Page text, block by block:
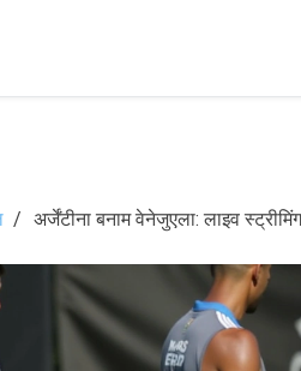
अर्जेंटीना बनाम वेनेजुएला: लाइव